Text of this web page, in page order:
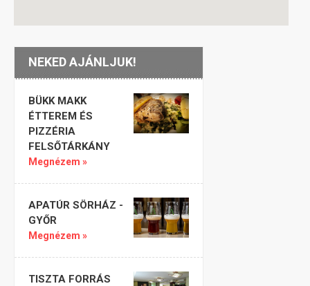
NEKED AJÁNLJUK!
BÜKK MAKK
ÉTTEREM ÉS
PIZZÉRIA
FELSŐTÁRKÁNY
Megnézem »
APATÚR SÖRHÁZ -
GYŐR
Megnézem »
TISZTA FORRÁS